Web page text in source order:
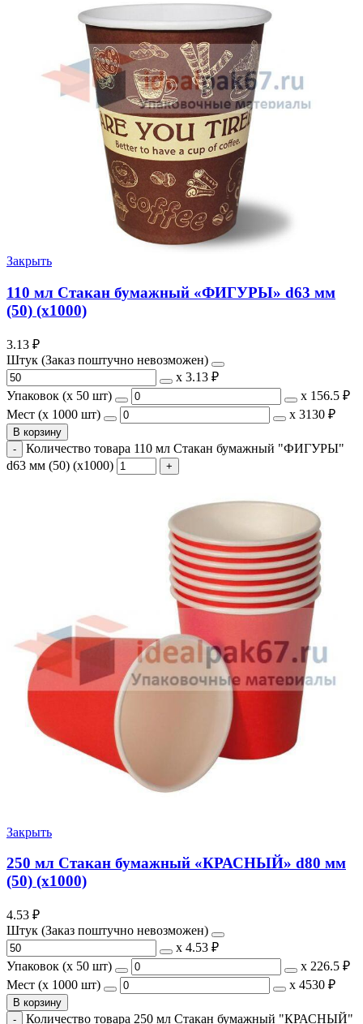
Закрыть
110 мл Стакан бумажный «ФИГУРЫ» d63 мм
(50) (х1000)
3.13 ₽
Штук (Заказ поштучно невозможен)
х 3.13 ₽
Упаковок (x 50 шт)
х 156.5 ₽
Мест (x 1000 шт)
х 3130 ₽
В корзину
Количество товара 110 мл Стакан бумажный "ФИГУРЫ"
d63 мм (50) (х1000)
Закрыть
250 мл Стакан бумажный «КРАСНЫЙ» d80 мм
(50) (х1000)
4.53 ₽
Штук (Заказ поштучно невозможен)
х 4.53 ₽
Упаковок (x 50 шт)
х 226.5 ₽
Мест (x 1000 шт)
х 4530 ₽
В корзину
Количество товара 250 мл Стакан бумажный "КРАСНЫЙ"